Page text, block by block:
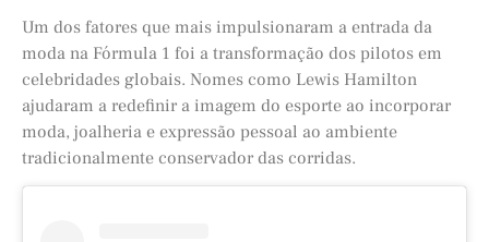
Um dos fatores que mais impulsionaram a entrada da
moda na Fórmula 1 foi a transformação dos pilotos em
celebridades globais. Nomes como Lewis Hamilton
ajudaram a redefinir a imagem do esporte ao incorporar
moda, joalheria e expressão pessoal ao ambiente
tradicionalmente conservador das corridas.